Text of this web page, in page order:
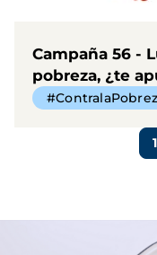
Campaña 56 -
pobreza, ¿te
1